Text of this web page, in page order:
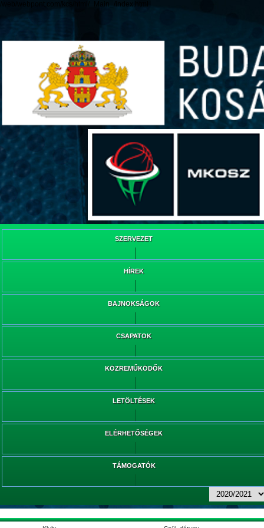
/web/webpont.com/kcs/html/_Main_/index.html
SZERVEZET
HÍREK
BAJNOKSÁGOK
CSAPATOK
KÖZREMŰKÖDŐK
LETÖLTÉSEK
ELÉRHETŐSÉGEK
TÁMOGATÓK